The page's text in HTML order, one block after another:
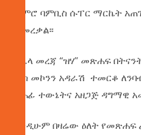
ጀምሮ ባምቢስ ሱፐር ማርኬት
ይመረቃል፡፡
በሌላ መረጃ “ዝሃ” መጽሐፍ
ራስ መኮንን አዳራሽ ተመርቆ
ጸሐፊ ተውኔትና አዘጋጅ ዳግማዊ
እንዲሁም በዛሬው ዕለት የመጽሐፍ